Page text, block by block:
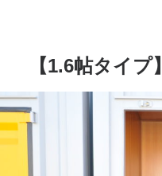
【1.6帖タイプ】